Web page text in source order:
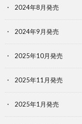
2024年8月発売
2024年9月発売
2025年10月発売
2025年11月発売
2025年1月発売